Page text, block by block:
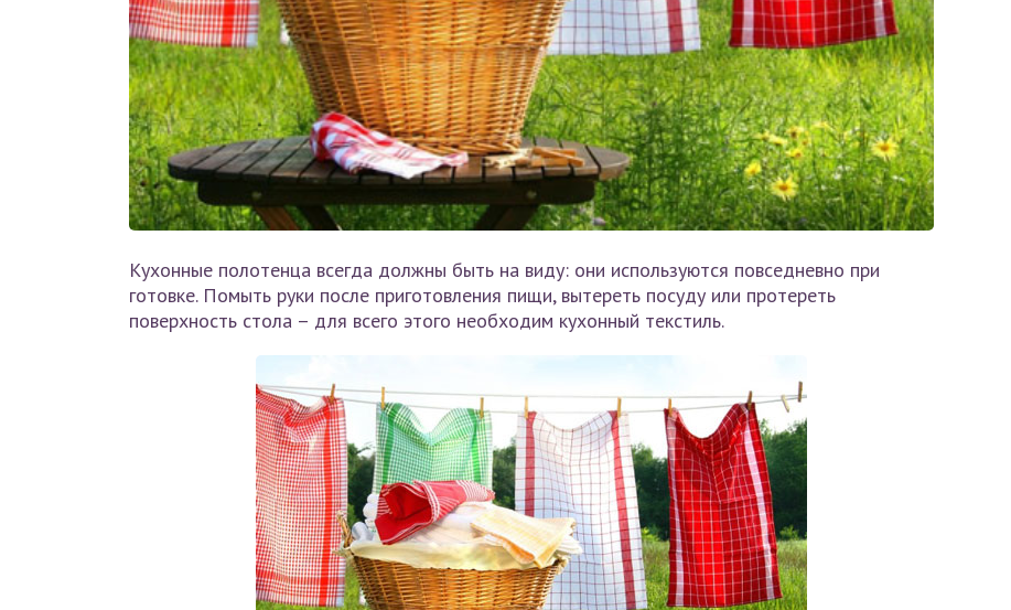
Кухонные полотенца всегда должны быть на виду: они используются повседневно при
готовке. Помыть руки после приготовления пищи, вытереть посуду или протереть
поверхность стола – для всего этого необходим кухонный текстиль.